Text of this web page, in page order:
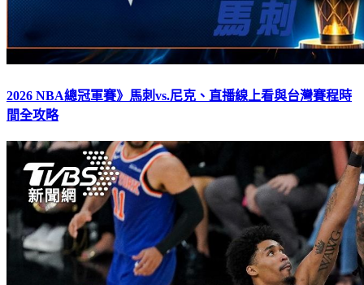
2026 NBA總冠軍賽》馬刺vs.尼克、直播線上看與台灣賽程時
間全攻略